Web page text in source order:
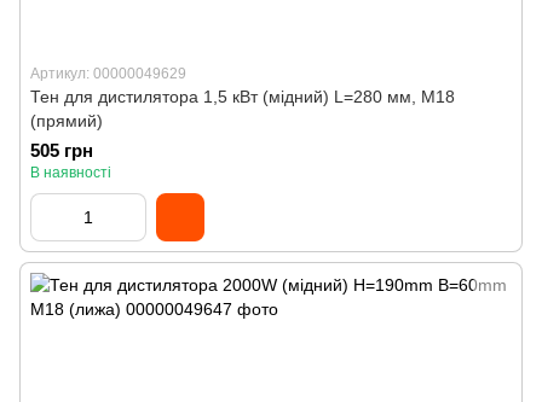
Артикул: 00000049629
Тен для дистилятора 1,5 кВт (мідний) L=280 мм, M18
(прямий)
505 грн
В наявності